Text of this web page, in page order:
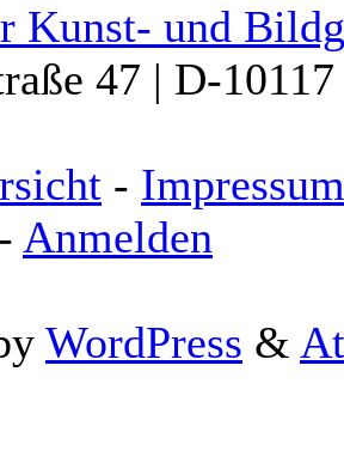
Kunst- und
47 | D-
- Impressum
- Anmelden
WordPress &